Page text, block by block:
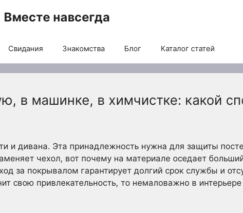
Вместе навсегда
Свидания Знакомства Блог Каталог статей
в машинке, в химчистке: какой
и дивана. Эта принадлежность нужна для защиты
чехол, вот почему на материале оседает
за покрывалом гарантирует долгий срок службы и
свою привлекательность, то немаловажно в интерьере